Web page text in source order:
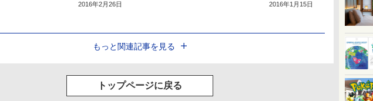
2016年2月26日 2016年1月15日
もっと関連記事を見る
トップページに戻る